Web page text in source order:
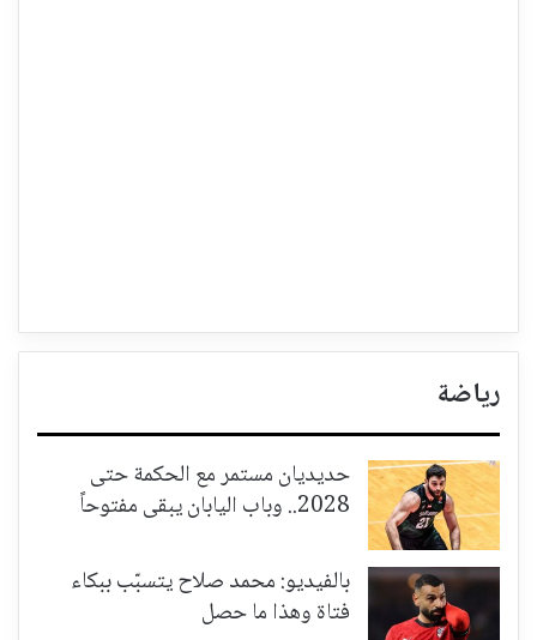
رياضة
حديديان مستمر مع الحكمة حتى
2028.. وباب اليابان يبقى مفتوحاً
بالفيديو: محمد صلاح يتسبّب ببكاء
فتاة وهذا ما حصل